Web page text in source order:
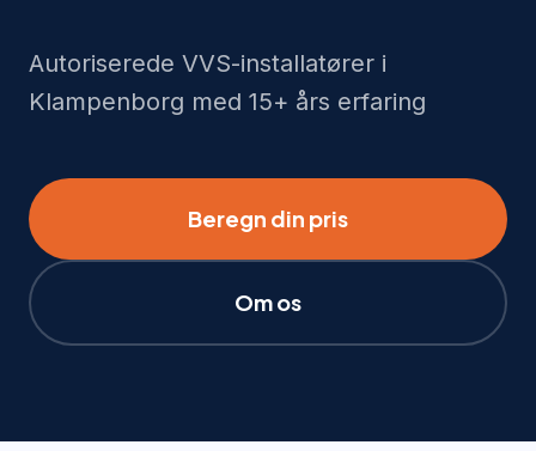
Autoriserede VVS-installatører i
Klampenborg med 15+ års erfaring
Beregn din pris
Om os